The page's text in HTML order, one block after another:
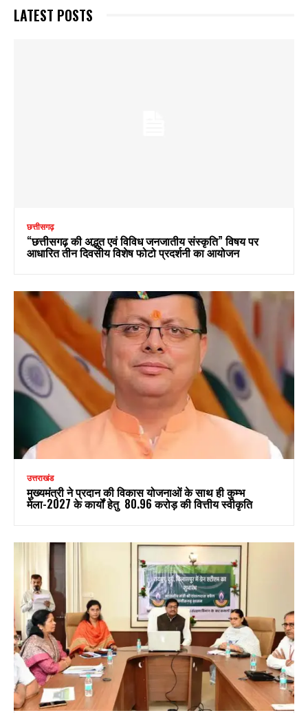
LATEST POSTS
छत्तीसगढ़
“छत्तीसगढ़ की अद्भुत एवं विविध जनजातीय संस्कृति” विषय पर
आधारित तीन दिवसीय विशेष फोटो प्रदर्शनी का आयोजन
उत्तराखंड
मुख्यमंत्री ने प्रदान की विकास योजनाओं के साथ ही कुम्भ
मेला-2027 के कार्यों हेतु ₹ 80.96 करोड़ की वित्तीय स्वीकृति